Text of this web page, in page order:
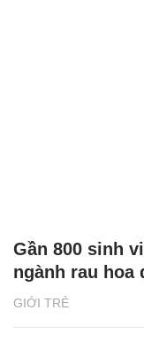
GIỚI TRẺ
Gần 800 sinh
ngành rau hoa